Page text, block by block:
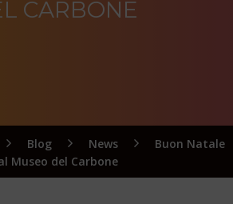
CARBONE
Blog News
Buon Natale
Museo del Carbone